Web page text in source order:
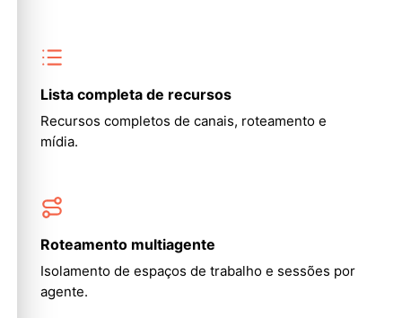
Lista completa de recursos
Recursos completos de canais, roteamento e
mídia.
Roteamento multiagente
Isolamento de espaços de trabalho e sessões por
agente.